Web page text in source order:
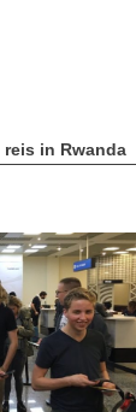
in Rwanda